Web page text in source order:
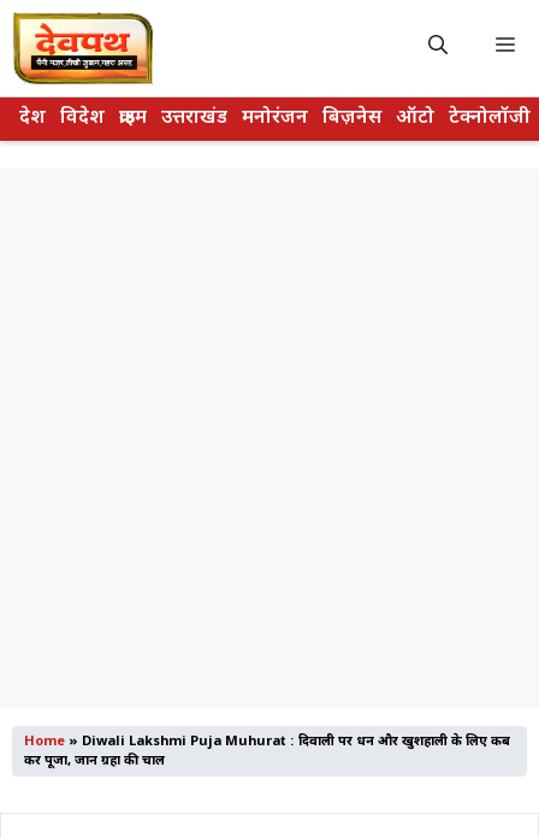
Skip
to
content
देश विदेश क्राइम उत्तराखंड मनोरंजन बिज़नेस ऑटो टेक्नोलॉजी
Home » Diwali Lakshmi Puja Muhurat : दिवाली पर धन और खुशहाली के लिए कब
करें पूजा, जानें ग्रहों की चाल